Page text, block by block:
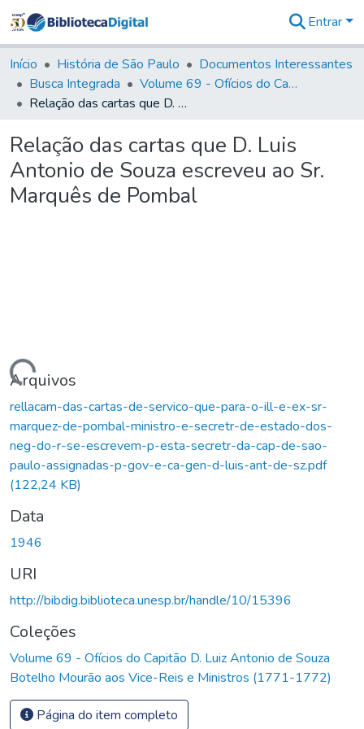
&
Coleções
Tudo na
Biblioteca
Estatísticas
Entrar
Início História de São Paulo
Documentos Interessantes
Busca Integrada
Volume 69 - Ofícios do Capitão D. Luiz Antonio de Souza Botelho Mourão aos Vice-Reis e Ministros (1771-1772)
Relação das cartas que D. Luis Antonio de Souza escreveu ao Sr. Marquês de Pombal
Relação das cartas que D. Luis
Antonio de Souza escreveu ao Sr.
Marquês de Pombal
Carregando...
Arquivos
rellacam-das-cartas-de-servico-que-para-o-ill-e-ex-sr-
marquez-de-pombal-ministro-e-secretr-de-estado-dos-
neg-do-r-se-escrevem-p-esta-secretr-da-cap-de-sao-
paulo-assignadas-p-gov-e-ca-gen-d-luis-ant-de-sz.pdf
(122,24 KB)
Data
1946
URI
http://bibdig.biblioteca.unesp.br/handle/10/15396
Coleções
Volume 69 - Ofícios do Capitão D. Luiz Antonio de Souza
Botelho Mourão aos Vice-Reis e Ministros (1771-1772)
Página do item completo